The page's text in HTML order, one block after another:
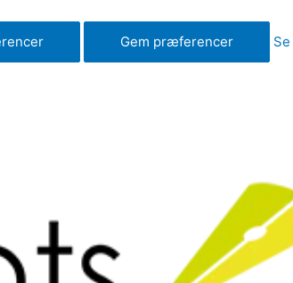
Gem præferencer